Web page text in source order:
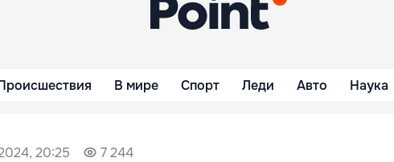
В мире Спорт Леди Авто Наука
20:25 7 244